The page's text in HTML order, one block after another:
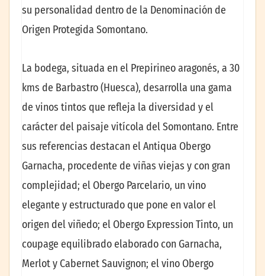
su personalidad dentro de la Denominación de
Origen Protegida Somontano.
La bodega, situada en el Prepirineo aragonés, a 30
kms de Barbastro (Huesca), desarrolla una gama
de vinos tintos que refleja la diversidad y el
carácter del paisaje vitícola del Somontano. Entre
sus referencias destacan el Antiqua Obergo
Garnacha, procedente de viñas viejas y con gran
complejidad; el Obergo Parcelario, un vino
elegante y estructurado que pone en valor el
origen del viñedo; el Obergo Expression Tinto, un
coupage equilibrado elaborado con Garnacha,
Merlot y Cabernet Sauvignon; el vino Obergo